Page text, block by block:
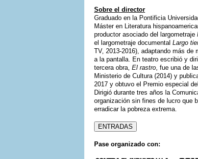
Sobre el director
Graduado en la Pontificia
Máster en Literatura
productor asociado del largometraje
el largometraje documental Largo
TV, 2013-2016), adaptando más de
a la pantalla. En teatro escribió y
tercera obra, El rastro, fue una de
Ministerio de Cultura (2014) y
2017 y obtuvo el Premio especial
Dirigió durante tres años la
organización sin fines de lucro que
erradicar la pobreza extrema.
ENTRADAS
Pase organizado con: